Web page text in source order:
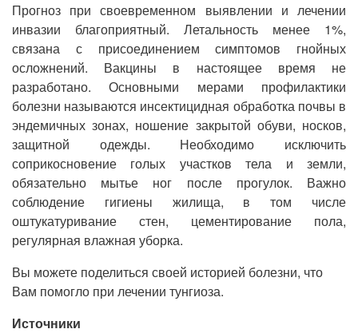
Прогноз при своевременном выявлении и лечении
инвазии благоприятный. Летальность менее 1%,
связана с присоединением симптомов гнойных
осложнений. Вакцины в настоящее время не
разработано. Основными мерами профилактики
болезни называются инсектицидная обработка почвы в
эндемичных зонах, ношение закрытой обуви, носков,
защитной одежды. Необходимо исключить
соприкосновение голых участков тела и земли,
обязательно мытье ног после прогулок. Важно
соблюдение гигиены жилища, в том числе
оштукатуривание стен, цементирование пола,
регулярная влажная уборка.
Вы можете поделиться своей историей болезни, что
Вам помогло при лечении тунгиоза.
Источники